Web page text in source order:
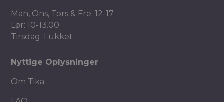
Man, Ons, Tors & Fre: 12-17
Lør: 10-13.00
Tirsdag: Lukket
Nyttige Oplysninger
Om Tika